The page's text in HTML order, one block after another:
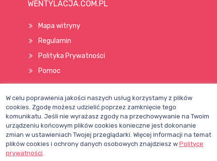
WENTYLACJA.COM.PL
Mapa witryny
Regulamin
Polityka Prywatności
Pomoc
Wszelkie prawa zastrzeżone © 1998–2026
W celu poprawienia jakości naszych usług korzystamy z plików
cookies. Zgodę możesz udzielić poprzez zamknięcie tego
komunikatu. Jeśli nie wyrażasz zgody na przechowywanie na Twoim
urządzeniu końcowym plików cookies konieczne jest dokonanie
zmian w ustawieniach Twojej przeglądarki. Więcej informacji na temat
plików cookies i ochrony danych osobowych znajdziesz w Polityce
prywatności.